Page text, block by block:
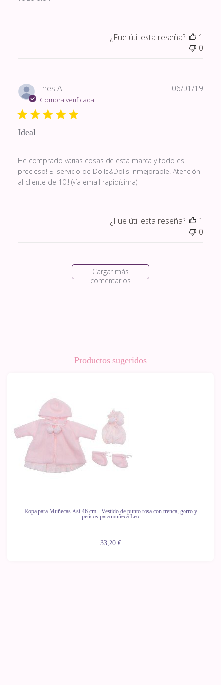
¿Fue útil esta reseña?
1
0
Ines A.
Compra verificada
Ideal
He comprado varias cosas de esta marca y todo es
precioso! El servicio de Dolls&Dolls inmejorable. Atención
al cliente de 10!! (vía email rapidísima)
06/01/19
¿Fue útil esta reseña?
1
0
Cargar más
comentarios
Productos sugeridos
Ropa para Muñecas Así 46 cm - Vestido de punto rosa con trenca, gorro y
peúcos para muñeca Leo
33,20 €